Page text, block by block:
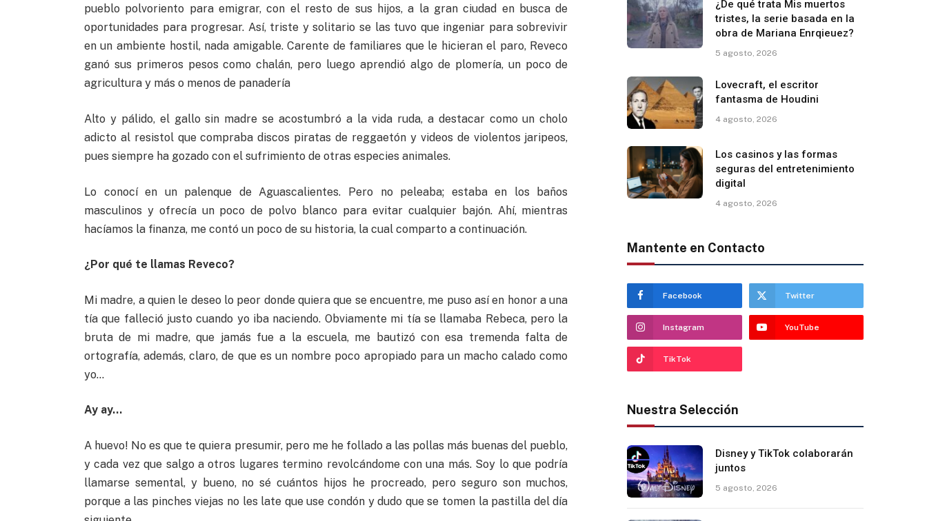
pueblo polvoriento para emigrar, con el resto de sus hijos, a la gran ciudad en busca de
oportunidades para progresar. Así, triste y solitario se las tuvo que ingeniar para sobrevivir
en un ambiente hostil, nada amigable. Carente de familiares que le hicieran el paro, Reveco
ganó sus primeros pesos como chalán, pero luego aprendió algo de plomería, un poco de
agricultura y más o menos de panadería
Alto y pálido, el gallo sin madre se acostumbró a la vida ruda, a destacar como un cholo
adicto al resistol que compraba discos piratas de reggaetón y videos de violentos jaripeos,
pues siempre ha gozado con el sufrimiento de otras especies animales.
Lo conocí en un palenque de Aguascalientes. Pero no peleaba; estaba en los baños
masculinos y ofrecía un poco de polvo blanco para evitar cualquier bajón. Ahí, mientras
hacíamos la finanza, me contó un poco de su historia, la cual comparto a continuación.
¿Por qué te llamas Reveco?
Mi madre, a quien le deseo lo peor donde quiera que se encuentre, me puso así en honor a una
tía que falleció justo cuando yo iba naciendo. Obviamente mi tía se llamaba Rebeca, pero la
bruta de mi madre, que jamás fue a la escuela, me bautizó con esa tremenda falta de
ortografía, además, claro, de que es un nombre poco apropiado para un macho calado como
yo…
Ay ay…
A huevo! No es que te quiera presumir, pero me he follado a las pollas más buenas del pueblo,
y cada vez que salgo a otros lugares termino revolcándome con una más. Soy lo que podría
llamarse semental, y bueno, no sé cuántos hijos he procreado, pero seguro son muchos,
porque a las pinches viejas no les late que use condón y dudo que se tomen la pastilla del día
¿De qué trata Mis muertos
tristes, la serie basada en la
obra de Mariana Enrqieuez?
5 agosto, 2026
Lovecraft, el escritor
fantasma de Houdini
4 agosto, 2026
Los casinos y las formas
seguras del entretenimiento
digital
4 agosto, 2026
Mantente en Contacto
Facebook Twitter
Instagram YouTube
TikTok
Nuestra Selección
Disney y TikTok colaborarán
juntos
5 agosto, 2026